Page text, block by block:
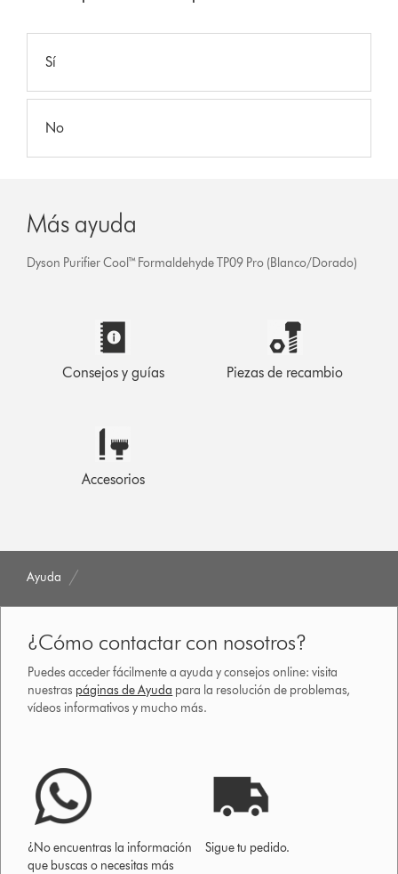
Sí
No
Más ayuda
Dyson Purifier Cool™ Formaldehyde TP09 Pro (Blanco/Dorado)
Consejos y guías Piezas de recambio
Accesorios
Ayuda
¿Cómo contactar con nosotros?
Puedes acceder fácilmente a ayuda y consejos online: visita
nuestras páginas de Ayuda para la resolución de problemas,
vídeos informativos y mucho más.
¿No encuentras la información
que buscas o necesitas más
Sigue tu pedido.